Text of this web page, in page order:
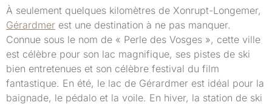
À seulement quelques kilomètres de Xonrupt-Longemer,
Gérardmer est une destination à ne pas manquer.
Connue sous le nom de « Perle des Vosges », cette ville
est célèbre pour son lac magnifique, ses pistes de ski
bien entretenues et son célèbre festival du film
fantastique. En été, le lac de Gérardmer est idéal pour la
baignade, le pédalo et la voile. En hiver, la station de ski